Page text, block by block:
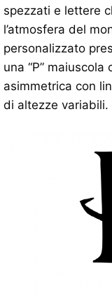
spezzati e lettere
l’atmosfera del
personalizzato
una “P” maiuscola
asimmetrica con
di altezze variabili.